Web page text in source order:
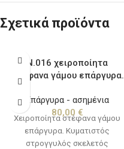
Σχετικά προϊόντα
Ν.016 χειροποίητα
στέφανα γάμου επάργυρα.
Επάργυρα - ασημένια
80,00 €
Χειροποίητα στέφανα γάμου
επάργυρα. Κυματιστός
στρογγυλός σκελετός